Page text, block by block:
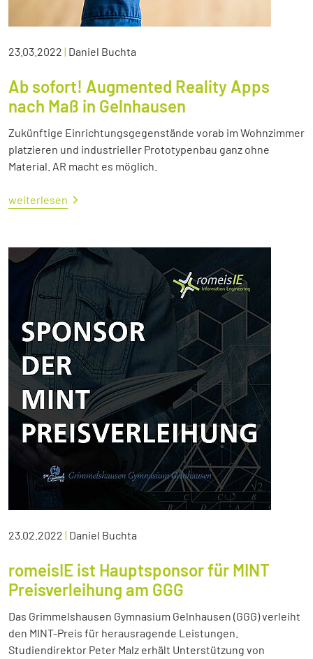
23.03.2022 | Daniel Buchta
Ab sofort! Augmented Reality Apps
nach Maß in Gelnhausen
Zukünftige Einrichtungsgegenstände vorab im Wohnzimmer
platzieren und industrieller Prototypenbau ganz ohne
Material. AR macht es möglich.
weiterlesen
23.02.2022 | Daniel Buchta
romeisIE ist Hauptsponsor für MINT
Preisverleihung am GGG
Das Grimmelshausen Gymnasium Gelnhausen (GGG) verleiht
den MINT-Preis für herausragende Leistungen.
Studiendirektor Peter Malz erhält Unterstützung von